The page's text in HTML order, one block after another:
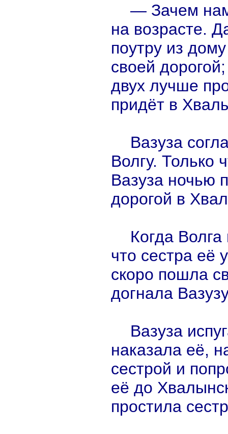
— Зачем
на возрасте.
поутру из
своей
двух лучше
придёт в
Вазуза
Волгу. Только
Вазуза ночью
дорогой в
Когда
что сестра её
скоро пошла
догнала
Вазуза
наказала её,
сестрой и
её до
простила